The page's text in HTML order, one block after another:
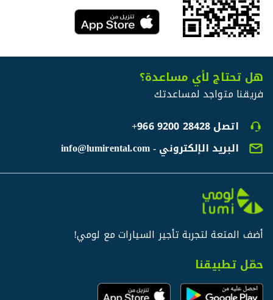
هل تحتاج لأي مساعدة؟
فريقنا متواجد لمساعدتك
اتصل+966 9200 28428
البريد الإلكتروني - info@lumirental.com
أضف المتعة لتجربة تأجير السيارات مع لومي!
حمّل تطبيقنا